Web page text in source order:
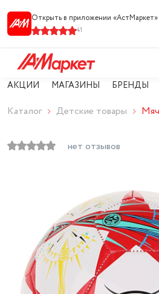
Открыть в приложении «АстМарке‪т‬»
41
АКЦИИ МАГАЗИНЫ БРЕНДЫ
Каталог Детские товары
нет отзывов